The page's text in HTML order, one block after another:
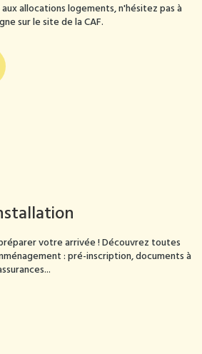
allocations logements, n'hésitez pas à
sur le site de la CAF.
votre arrivée ! Découvrez toutes
: pré-inscription, documents à